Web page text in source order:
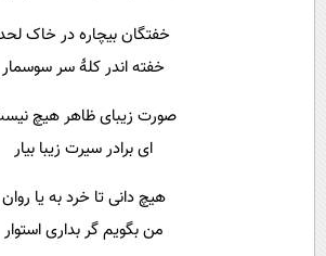
خفتگان بیچاره در خاک
خفته اندر کلهٔ سر سوسمار
صورت زیبای ظاهر هیچ
ای برادر سیرت زیبا بیار
هیچ دانی تا خرد به یا روان
من بگویم گر بداری استوار